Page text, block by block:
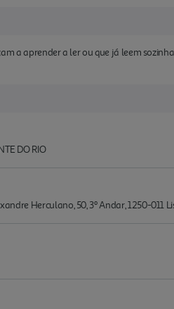
a aprender a ler ou que já leem
DO RIO
Herculano, 50, 3º Andar, 1250-011